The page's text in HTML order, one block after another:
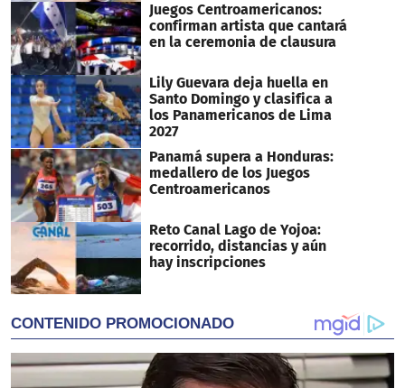
Juegos Centroamericanos:
confirman artista que cantará
en la ceremonia de clausura
Lily Guevara deja huella en
Santo Domingo y clasifica a
los Panamericanos de Lima
2027
Panamá supera a Honduras:
medallero de los Juegos
Centroamericanos
Reto Canal Lago de Yojoa:
recorrido, distancias y aún
hay inscripciones